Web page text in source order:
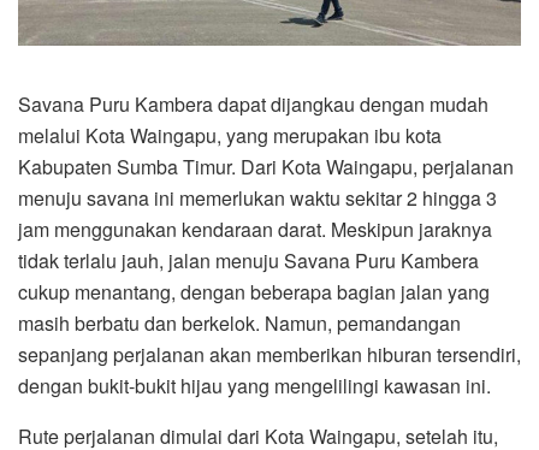
Savana Puru Kambera dapat dijangkau dengan mudah
melalui Kota Waingapu, yang merupakan ibu kota
Kabupaten Sumba Timur. Dari Kota Waingapu, perjalanan
menuju savana ini memerlukan waktu sekitar 2 hingga 3
jam menggunakan kendaraan darat. Meskipun jaraknya
tidak terlalu jauh, jalan menuju Savana Puru Kambera
cukup menantang, dengan beberapa bagian jalan yang
masih berbatu dan berkelok. Namun, pemandangan
sepanjang perjalanan akan memberikan hiburan tersendiri,
dengan bukit-bukit hijau yang mengelilingi kawasan ini.
Rute perjalanan dimulai dari Kota Waingapu, setelah itu,